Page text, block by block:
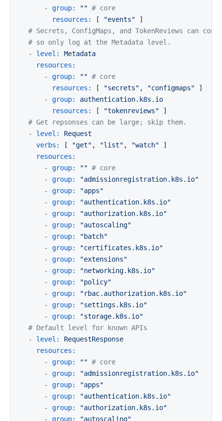
-
group: "" # core
resources:
[ "events" ]
# Secrets, ConfigMaps, and TokenReviews can
# so only log at the Metadata level.
-
level:
Metadata
resources:
-
group: "" # core
resources:
[ "secrets" , "configmaps" ]
-
group:
authentication.k8s.io
resources:
[ "tokenreviews" ]
# Get repsonses can be large; skip them.
-
level:
Request
verbs:
[ "get" , "list" , "watch" ]
resources:
-
group: "" # core
-
group:
"admissionregistration.k8s.io"
-
group:
"apps"
-
group:
"authentication.k8s.io"
-
group:
"authorization.k8s.io"
-
group:
"autoscaling"
-
group:
"batch"
-
group:
"certificates.k8s.io"
-
group:
"extensions"
-
group:
"networking.k8s.io"
-
group:
"policy"
-
group:
"rbac.authorization.k8s.io"
-
group:
"settings.k8s.io"
-
group:
"storage.k8s.io"
# Default level for known APIs
-
level:
RequestResponse
resources:
-
group: "" # core
-
group:
"admissionregistration.k8s.io"
-
group:
"apps"
-
group:
"authentication.k8s.io"
-
group:
"authorization.k8s.io"
-
group: "autoscaling"